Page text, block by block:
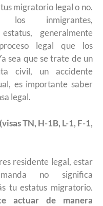
migratorio legal o no.
inmigrantes,
generalmente
legal que los
sea que se trate de un
civil, un accidente
es importante saber
legal.
TN, H-1B, L-1, F-1,
residente legal, estar
no significa
tu estatus migratorio.
actuar de manera